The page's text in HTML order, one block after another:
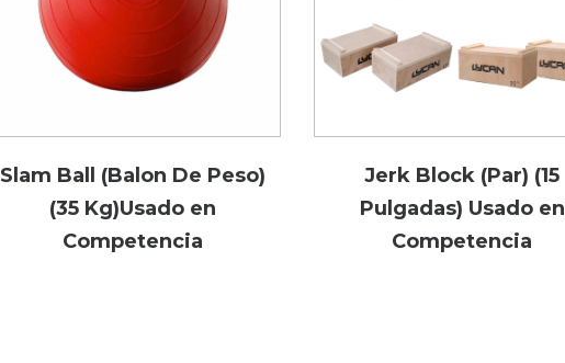
Slam Ball (Balon De Peso)
(35 Kg)Usado en
Competencia
Jerk Block (Par) (15
Pulgadas) Usado en
Competencia